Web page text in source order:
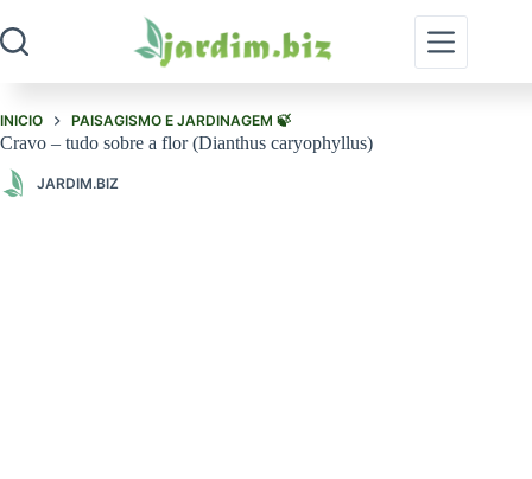
para
o
INICIO PAISAGISMO E JARDINAGEM 🍃
Cravo – tudo sobre a flor (Dianthus caryophyllus)
JARDIM.BIZ